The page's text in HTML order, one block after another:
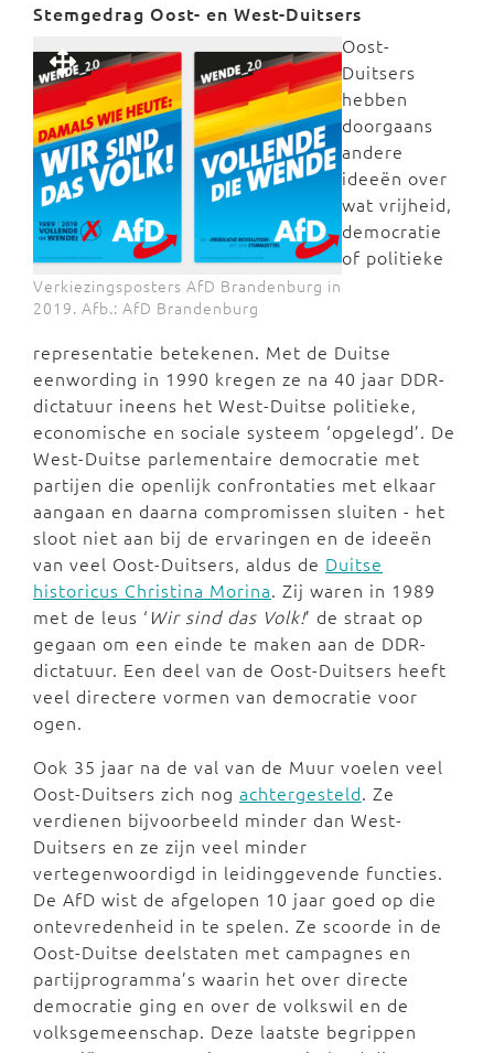
Stemgedrag Oost- en West-Duitsers
Verkiezingsposters AfD Brandenburg in
2019. Afb.: AfD Brandenburg
Oost-
Duitsers
hebben
doorgaans
andere
ideeën over
wat vrijheid,
democratie
of politieke
representatie betekenen. Met de Duitse
eenwording in 1990 kregen ze na 40 jaar DDR-
dictatuur ineens het West-Duitse politieke,
economische en sociale systeem ‘opgelegd’. De
West-Duitse parlementaire democratie met
partijen die openlijk confrontaties met elkaar
aangaan en daarna compromissen sluiten - het
sloot niet aan bij de ervaringen en de ideeën
van veel Oost-Duitsers, aldus de Duitse
historicus Christina Morina. Zij waren in 1989
met de leus ‘ Wir sind das Volk!’ de straat op
gegaan om een einde te maken aan de DDR-
dictatuur. Een deel van de Oost-Duitsers heeft
veel directere vormen van democratie voor
ogen.
Ook 35 jaar na de val van de Muur voelen veel
Oost-Duitsers zich nog achtergesteld. Ze
verdienen bijvoorbeeld minder dan West-
Duitsers en ze zijn veel minder
vertegenwoordigd in leidinggevende functies.
De AfD wist de afgelopen 10 jaar goed op die
ontevredenheid in te spelen. Ze scoorde in de
Oost-Duitse deelstaten met campagnes en
partijprogramma’s waarin het over directe
democratie ging en over de volkswil en de
volksgemeenschap. Deze laatste begrippen